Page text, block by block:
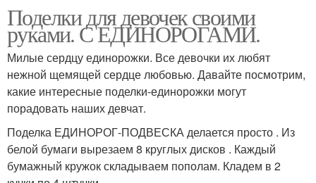
Поделки для девочек своими
руками. С ЕДИНОРОГАМИ.
Милые сердцу единорожки. Все девочки их любят
нежной щемящей сердце любовью. Давайте посмотрим,
какие интересные поделки-единорожки могут
порадовать наших девчат.
Поделка ЕДИНОРОГ-ПОДВЕСКА делается просто . Из
белой бумаги вырезаем 8 круглых дисков . Каждый
бумажный кружок складываем пополам. Кладем в 2